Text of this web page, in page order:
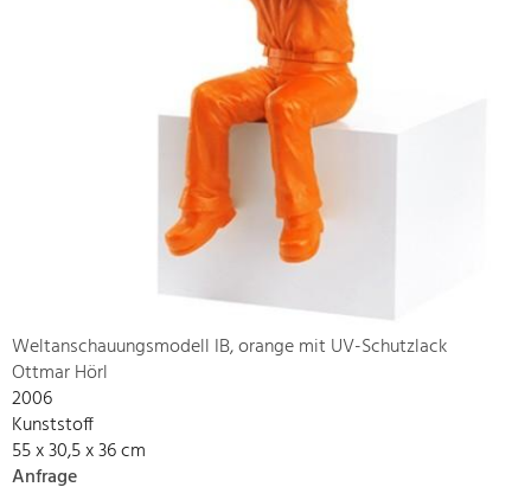
Weltanschauungsmodell IB, orange mit UV-Schutzlack
Ottmar Hörl
2006
Kunststoff
55 x 30,5 x 36 cm
Anfrage